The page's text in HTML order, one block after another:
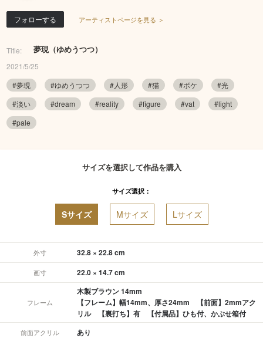
フォローする アーティストページを見る ＞
Title: 夢現（ゆめうつつ）
2021/5/25
#夢現
#ゆめうつつ #人形 #猫 #ボケ
#光
#淡い
#dream #reality #figure #vat
#light
#pale
サイズを選択して作品を購入
サイズ選択：
Sサイズ Mサイズ Lサイズ
外寸 32.8 × 22.8 cm
画寸 22.0 × 14.7 cm
フレーム
木製ブラウン 14mm
【フレーム】幅14mm、厚さ24mm 【前面】2mmアク
リル 【裏打ち】有 【付属品】ひも付、かぶせ箱付
前面アクリル あり